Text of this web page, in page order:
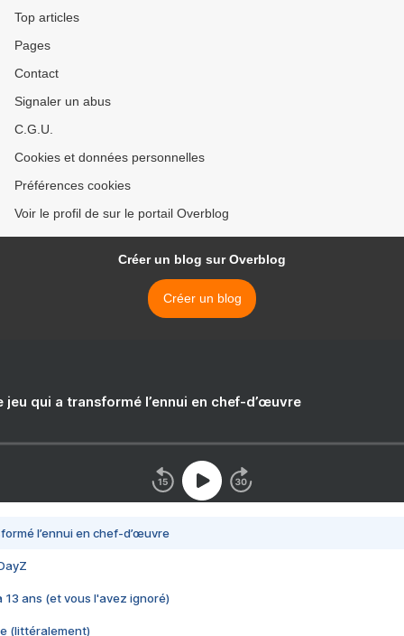
Top articles
Pages
Contact
Signaler un abus
C.G.U.
Cookies et données personnelles
Préférences cookies
Voir le profil de sur le portail Overblog
Créer un blog sur Overblog
Créer un blog
jeu qui a transformé l’ennui en chef-d’œuvre
l’ennui en chef-d’œuvre
13 ans (et vous l'avez ignoré)
(littéralement)